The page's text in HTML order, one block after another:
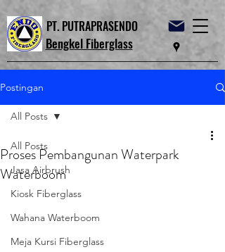
PT. PUTRAPRASENDO
Bengkel Fiberglass
Postingan
All Posts
Jasa Airbrush
Kiosk Fiberglass
Wahana Waterboom
Meja Kursi Fiberglass
All Posts
Proses Pembangunan Waterpark
Waterboom